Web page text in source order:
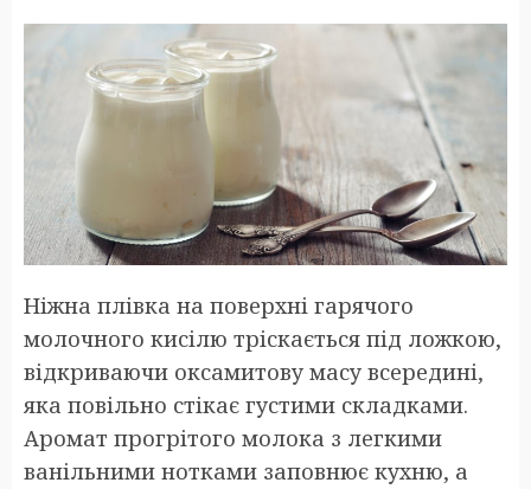
Ніжна плівка на поверхні гарячого
молочного кисілю тріскається під ложкою,
відкриваючи оксамитову масу всередині,
яка повільно стікає густими складками.
Аромат прогрітого молока з легкими
ванільними нотками заповнює кухню, а